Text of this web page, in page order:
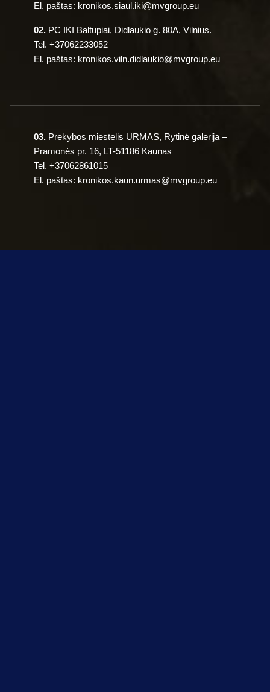
El. paštas: kronikos.siaul.iki@mvgroup.eu
02. PC IKI Baltupiai, Didlaukio g. 80A, Vilnius.
Tel. +37062233052
El. paštas: kronikos.viln.didlaukio@mvgroup.eu
03. Prekybos miestelis URMAS, Rytinė galerija –
Pramonės pr. 16, LT-51186 Kaunas
Tel. +37062861015
El. paštas: kronikos.kaun.urmas@mvgroup.eu